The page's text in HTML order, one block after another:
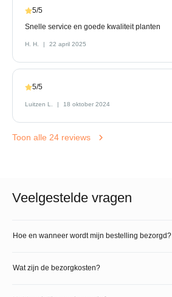
5/5
Snelle service en goede kwaliteit planten
H. H. 22 april 2025
5/5
Luitzen L. 18 oktober 2024
Toon alle 24 reviews
Veelgestelde vragen
Hoe en wanneer wordt mijn bestelling bezorgd?
Wat zijn de bezorgkosten?